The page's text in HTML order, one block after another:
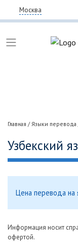
Москва
Главная /Языки перевода
Узбекский
Цена перевода на
Информация носит
офертой.